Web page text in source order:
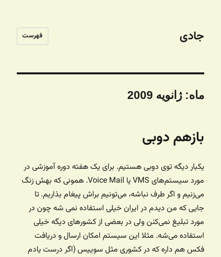
جادی فهرست
ماه:ژانویه 2009
بازهم دوبی
یکبار دیگه توی دوبی هستیم. برای یک هفته دوره آموزشی در
مورد سیستم‌های VMS یا Voice Mail. همونی که بهش زنگ
می‌زنیم و اگر طرف نباشه، می‌تونیم براش پیغام بذاریم. تا
جایی که من دیدم در ایران خیلی استفاده نمی شه چون در
مورد تبلیغ نمی‌کنن ولی در بعضی از کشورهای دیگه خیلی
استفاده می‌شه. مثلا این سیستم امکان ارسال و دریافت
فکس هم داره که در کشوری مثل سوییس (اگر درست یادم